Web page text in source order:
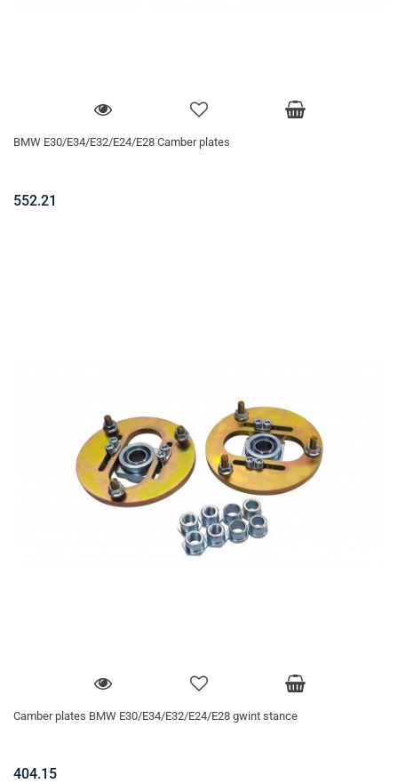
BMW E30/E34/E32/E24/E28 Camber plates
552.21
Camber plates BMW E30/E34/E32/E24/E28 gwint stance
404.15